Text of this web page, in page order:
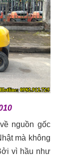
nguồn gốc
mà không
vì hầu như